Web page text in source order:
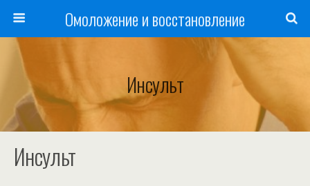
Омоложение и восстановление
Инсульт
Инсульт